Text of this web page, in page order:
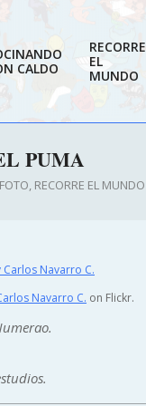
CALDO
RECORRE
EL
MUNDO
PUMA
FOTO, RECORRE EL MUNDO
Navarro C. on Flickr.